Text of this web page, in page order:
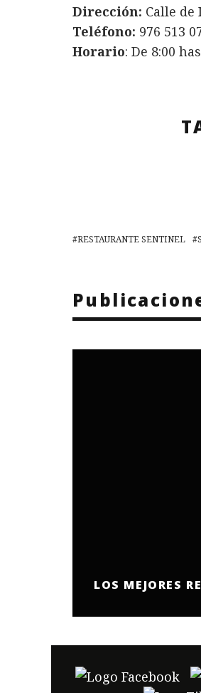
Dirección: Calle de
Teléfono: 976 513
Horario: De 8:00
RESTAURANTE SENTINEL
LOS MEJORES